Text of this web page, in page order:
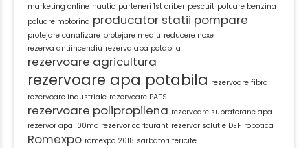
marketing online nautic parteneri 1st criber pescuit poluare benzina
poluare motorina producator statii pompare
protejare canalizare protejare mediu reducere noxe
rezerva antiincendiu rezerva apa potabila
rezervoare agricultura
rezervoare apa potabila rezervoare fibra
rezervoare industriale rezervoare PAFS
rezervoare polipropilena rezervoare supraterane apa
rezervor apa 100mc rezervor carburant rezervor solutie DEF robotica
Romexpo romexpo 2018 sarbatori fericite